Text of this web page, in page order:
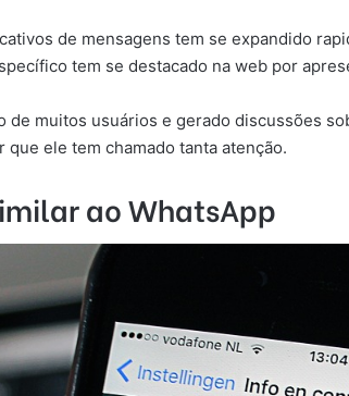
de mensagens tem se expandido
tem se destacado na web por
de muitos usuários e gerado discussões
ele tem chamado tanta atenção.
ao WhatsApp